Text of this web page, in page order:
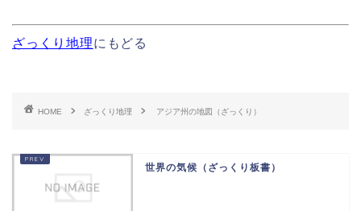
ざっくり地理にもどる
HOME ざっくり地理 アジア州の地図（ざっくり）
世界の気候（ざっくり板書）